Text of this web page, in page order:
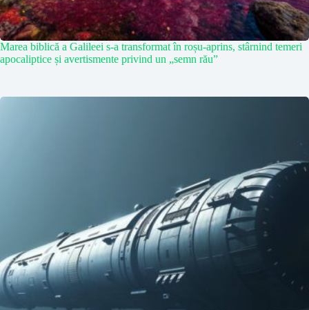
Marea biblică a Galileei s-a transformat în roșu-aprins, stârnind temeri
apocaliptice și avertismente privind un „semn rău”